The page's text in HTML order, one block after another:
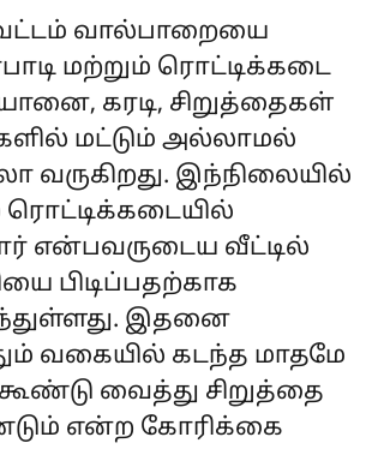
வால்பாறையை
மற்றும் ரொட்டிக்கடை
கரடி, சிறுத்தைகள்
மட்டும் அல்லாமல்
வருகிறது. இந்நிலையில்
ரொட்டிக்கடையில்
என்பவருடைய வீட்டில்
பிடிப்பதற்காக
இதனை
வகையில் கடந்த மாதமே
வைத்து சிறுத்தை
என்ற கோரிக்கை